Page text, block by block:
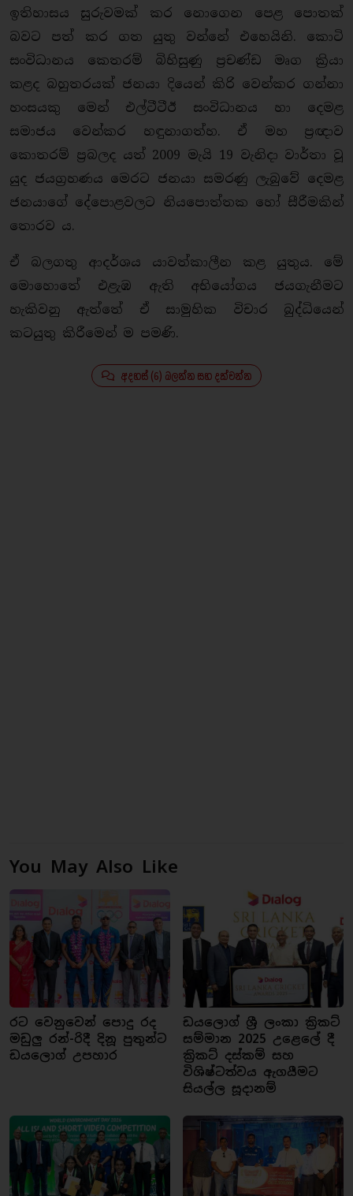
ඉතිහාසය සුරුවමක් කර නොගෙන පෙළ පොතක්
බවට පත් කර ගත යුතු වන්නේ එහෙයිනි. කොටි
සංවිධානය කෙතරම් බිහිසුණු ප්‍රචණ්ඩ මෘග ක්‍රියා
කළද බහුතරයක් ජනයා දියෙන් කිරි වෙන්කර ගන්නා
හංසයකු මෙන් එල්ටීටීඊ සංවිධානය හා දෙමළ
සමාජය වෙන්කර හඳුනාගත්හ. ඒ මහ ප්‍රඥාව
කොතරම් ප්‍රබලද යත් 2009 මැයි 19 වැනිදා වාර්තා වූ
යුද ජයග්‍රහණය මෙරට ජනයා සමරණු ලැබුවේ දෙමළ
ජනයාගේ දේපොළවලට නියපොත්තක හෝ සීරීමකින්
තොරව ය.
ඒ බලගතු ආදර්ශය යාවත්කාලීන කළ යුතුය. මේ
මොහොතේ එළැඹ ඇති අභියෝගය ජයගැනීමට
හැකිවනු ඇත්තේ ඒ සාමුහික විචාර බුද්ධියෙන්
කටයුතු කිරීමෙන් ම පමණි.
අදහස් (6) බලන්න සහ දක්වන්න
You May Also Like
රට වෙනුවෙන් පොදු රද
මඩුලු රන්-රිදී දිනූ පුතුන්ට
ඩයලොග් උපහාර
ඩයලොග් ශ්‍රී ලංකා ක්‍රිකට්
සම්මාන 2025 උළෙලේ දී
ක්‍රිකට් දස්කම් සහ
විශිෂ්ටත්වය ඇගයීමට
සියල්ල සූදානම්